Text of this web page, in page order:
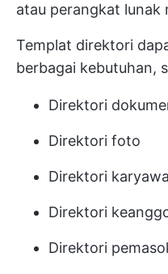
atau perangkat lunak
Templat direktori
berbagai kebutuhan,
Direktori
Direktori foto
Direktori
Direktori
Direktori